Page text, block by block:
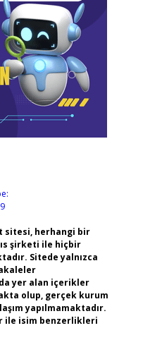
sitesi, herhangi bir
şirketi ile hiçbir
Sitede yalnızca
yer alan içerikler
olup, gerçek kurum
yapılmamaktadır.
ile isim benzerlikleri